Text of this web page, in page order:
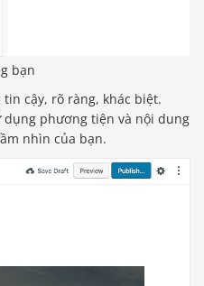
bạn
cậy, rõ ràng, khác biệt.
phương tiện và nội dung
nhìn của bạn.